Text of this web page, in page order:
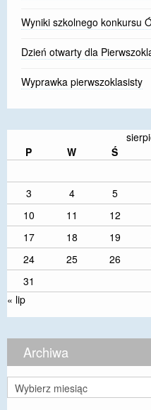
Wyniki szkolnego konkursu
Dzień otwarty dla
Wyprawka pierwszoklasisty
P
W Ś
3
4 5
10
11 12
17
18 19
24
25 26
31
« lip
Archiwa
Archiwa